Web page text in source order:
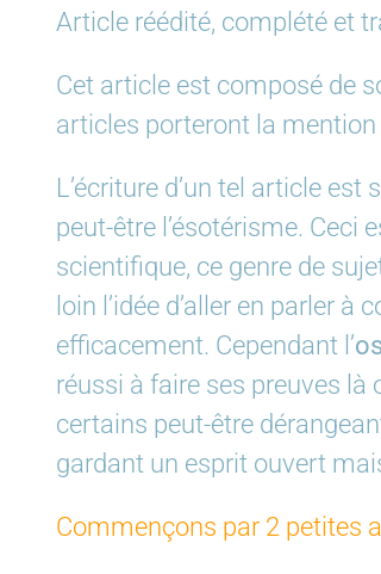
Article réédité, complété et
Cet article est composé de
articles porteront la mention
L’écriture d’un tel article
peut-être l’ésotérisme.
scientifique, ce genre de
loin l’idée d’aller en parler
efficacement. Cependant l’
réussi à faire ses preuves
certains peut-être
gardant un esprit ouvert
Commençons par 2 petites